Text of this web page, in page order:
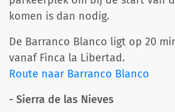
komen is dan nodig.
De Barranco Blanco ligt op 20
vanaf Finca la Libertad.
Route naar Barranco Blanco
- Sierra de las Nieves